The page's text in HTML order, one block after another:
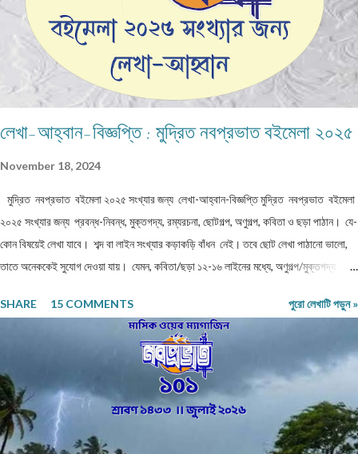
লেখা-আহ্বান-বিজ্ঞপ্তি : মুদ্রিত নবপ্রভাত বইমেলা ২০২৫
November 18, 2024
মুদ্রিত নবপ্রভাত বইমেলা ২০২৫ সংখ্যার জন্য লেখা-আহ্বান-বিজ্ঞপ্তি মুদ্রিত নবপ্রভাত বইমেলা
২০২৫ সংখ্যার জন্য প্রবন্ধ-নিবন্ধ, মুক্তগদ্য, রম্যরচনা, ছোটগল্প, অণুগল্প, কবিতা ও ছড়া পাঠান। যে-
কোন বিষয়েই লেখা যাবে। শব্দ বা লাইন সংখ্যার কড়াকড়ি বাঁধন নেই। তবে ছোট লেখা পাঠানো ভালো,
তাতে অনেককেই সুযোগ দেওয়া যায়। যেমন, কবিতা/ছড়া ১২-১৬ লাইনের মধ্যে, অণুগল্প/মুক্তগদ্য
বাঁধন 'অবশ্যমান্য' নয়। সম্পূর্ণ অপ্রকাশিত লেখা পাঠাতে হবে। মনোনয়নের সুবিধার্থে একাধিক লেখা
পাঠানো ভালো। তবে একই মেলেই দেবেন। একজন ব্যক্তি একান্ত প্রয়োজন ছাড়া একাধিক মেল করবেন
না। লেখা মেলবডিতে টাইপ বা পেস্ট করে পাঠাবেন। word ফাইলে পাঠানো যেতে পারে। লেখার সঙ্গে
দেবেন নিজের নাম, ঠিকানা এবং ফোন ও whatsapp নম্বর। (ছবি দেওয়ার দরকার নেই।) ১) মেলের
সাবজেক্ট লাইনে লিখবেন 'মুদ্রিত নবপ্রভাত বইমেলা সংখ্যা ২০২৬-এর জন্য'। ২) বানানের দিকে বিশেষ
নজর দেবেন। ৩) য...
SHARE 15 COMMENTS পুরো লেখাটি পড়ুন »